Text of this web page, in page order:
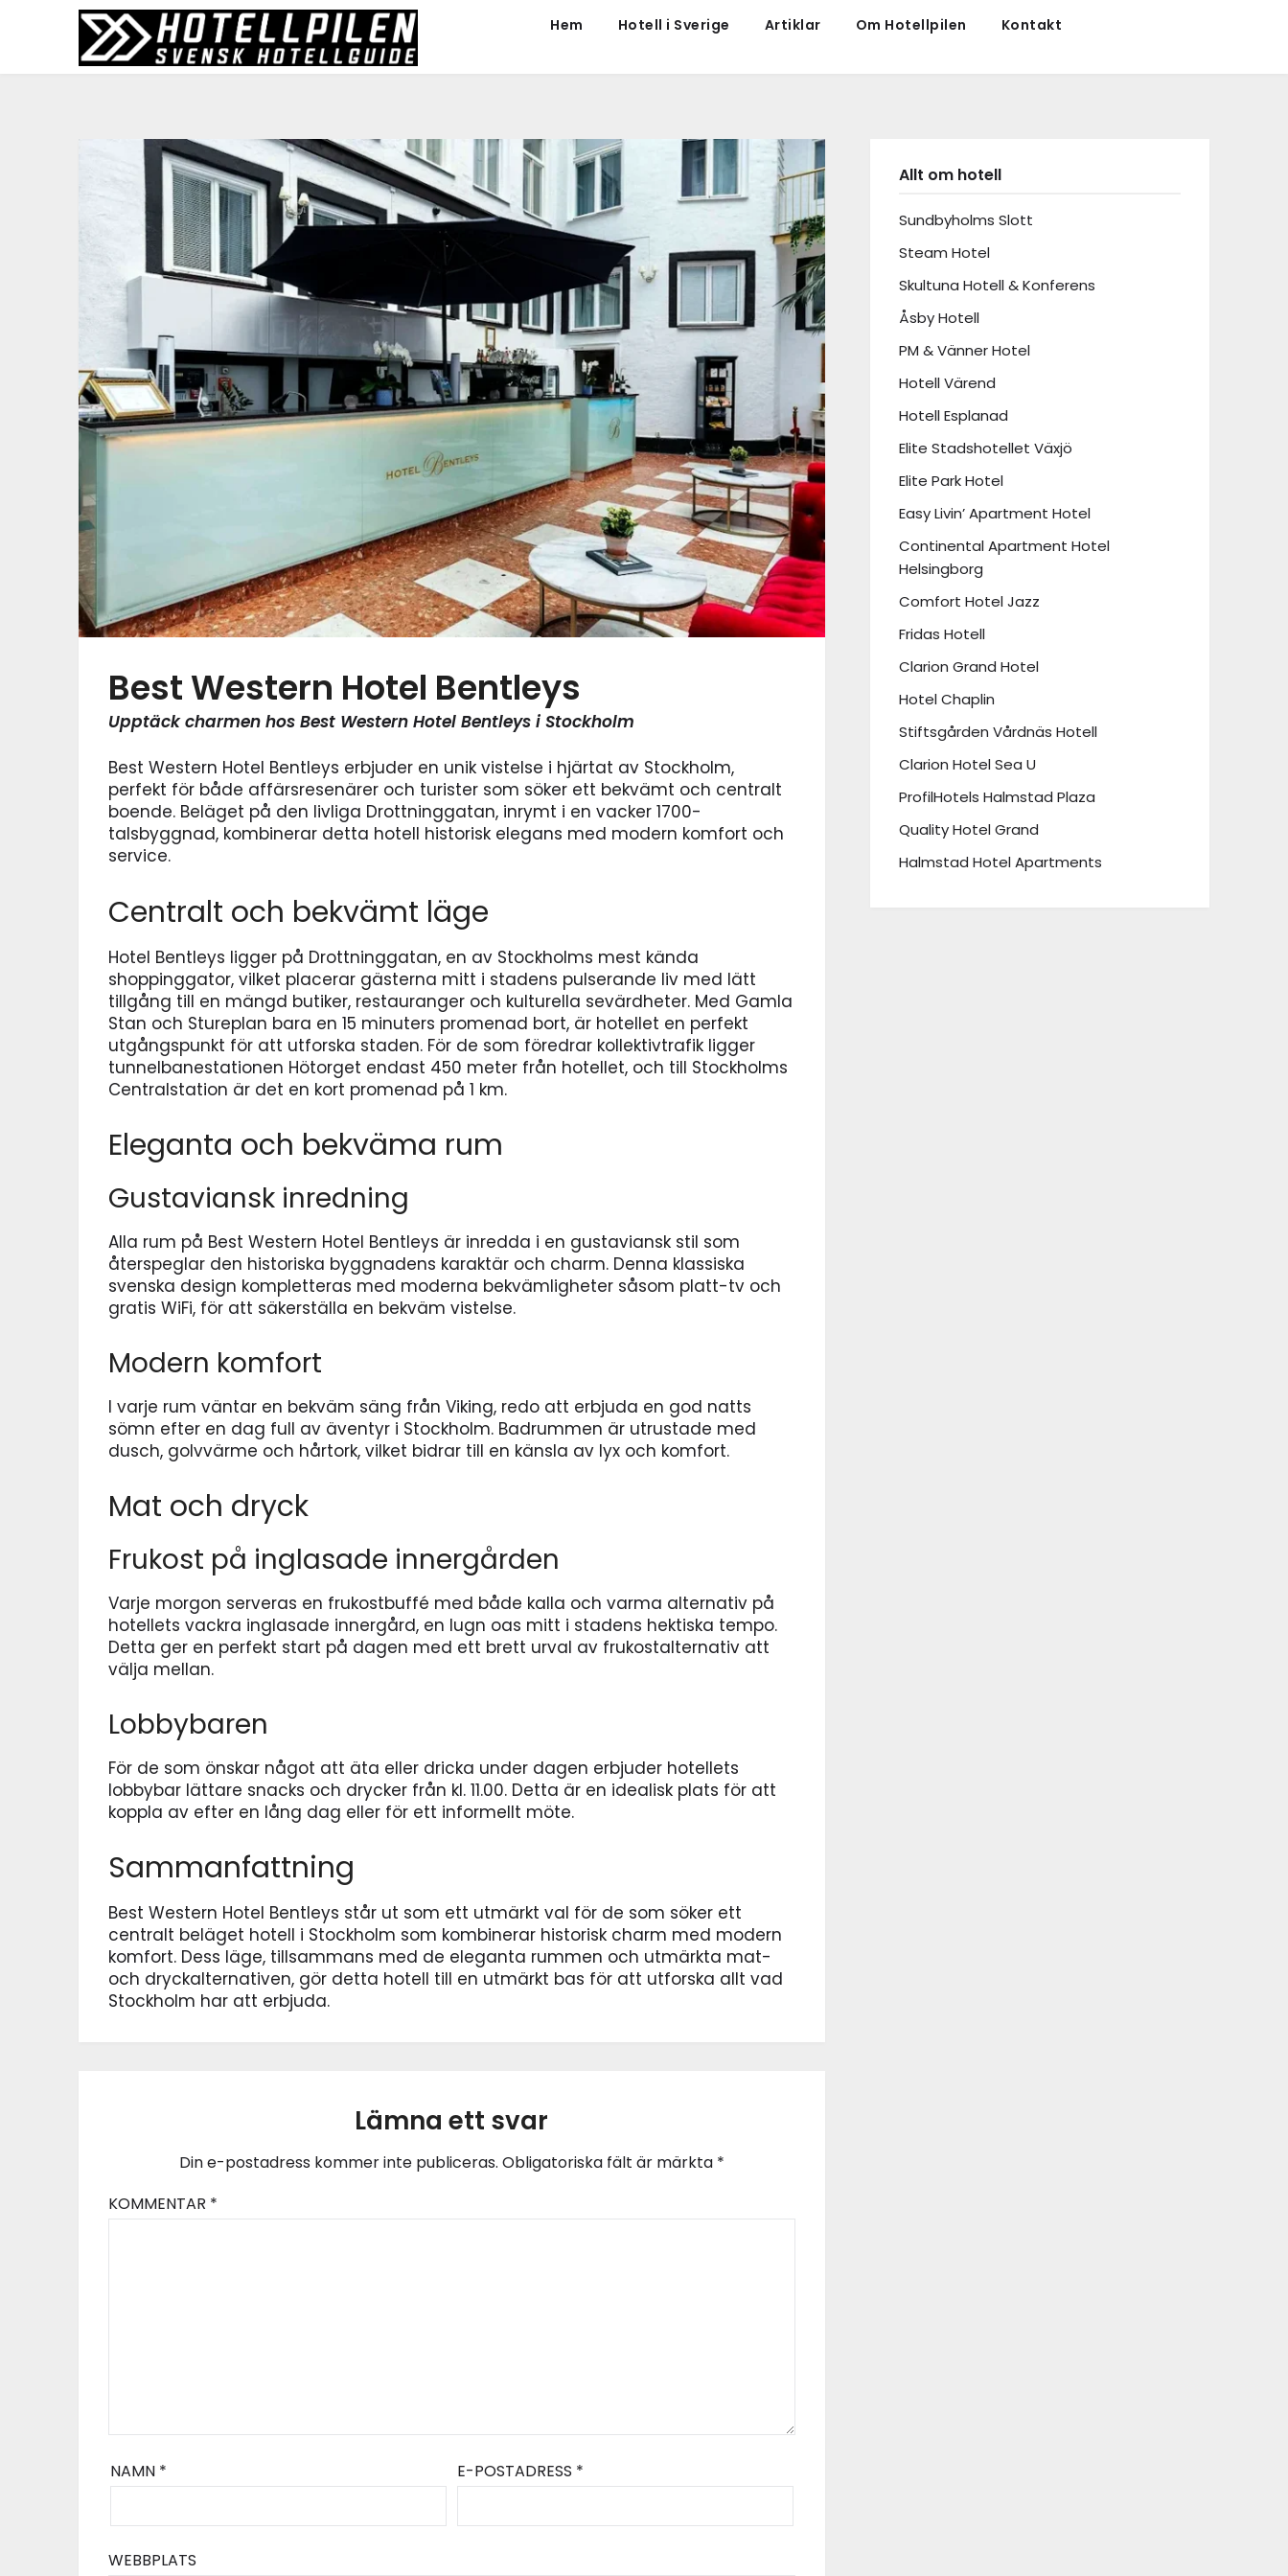
Hem Hotell i Sverige Artiklar Om Hotellpilen Kontakt
Best Western Hotel Bentleys
Upptäck charmen hos Best Western Hotel Bentleys i Stockholm
Best Western Hotel Bentleys erbjuder en unik vistelse i hjärtat av Stockholm,
perfekt för både affärsresenärer och turister som söker ett bekvämt och centralt
boende. Beläget på den livliga Drottninggatan, inrymt i en vacker 1700-
talsbyggnad, kombinerar detta hotell historisk elegans med modern komfort och
service.
Centralt och bekvämt läge
Hotel Bentleys ligger på Drottninggatan, en av Stockholms mest kända
shoppinggator, vilket placerar gästerna mitt i stadens pulserande liv med lätt
tillgång till en mängd butiker, restauranger och kulturella sevärdheter. Med Gamla
Stan och Stureplan bara en 15 minuters promenad bort, är hotellet en perfekt
utgångspunkt för att utforska staden. För de som föredrar kollektivtrafik ligger
tunnelbanestationen Hötorget endast 450 meter från hotellet, och till Stockholms
Centralstation är det en kort promenad på 1 km.
Eleganta och bekväma rum
Gustaviansk inredning
Alla rum på Best Western Hotel Bentleys är inredda i en gustaviansk stil som
återspeglar den historiska byggnadens karaktär och charm. Denna klassiska
svenska design kompletteras med moderna bekvämligheter såsom platt-tv och
gratis WiFi, för att säkerställa en bekväm vistelse.
Modern komfort
I varje rum väntar en bekväm säng från Viking, redo att erbjuda en god natts
sömn efter en dag full av äventyr i Stockholm. Badrummen är utrustade med
dusch, golvvärme och hårtork, vilket bidrar till en känsla av lyx och komfort.
Mat och dryck
Frukost på inglasade innergården
Varje morgon serveras en frukostbuffé med både kalla och varma alternativ på
hotellets vackra inglasade innergård, en lugn oas mitt i stadens hektiska tempo.
Detta ger en perfekt start på dagen med ett brett urval av frukostalternativ att
välja mellan.
Lobbybaren
För de som önskar något att äta eller dricka under dagen erbjuder hotellets
lobbybar lättare snacks och drycker från kl. 11.00. Detta är en idealisk plats för att
koppla av efter en lång dag eller för ett informellt möte.
Sammanfattning
Best Western Hotel Bentleys står ut som ett utmärkt val för de som söker ett
centralt beläget hotell i Stockholm som kombinerar historisk charm med modern
komfort. Dess läge, tillsammans med de eleganta rummen och utmärkta mat-
och dryckalternativen, gör detta hotell till en utmärkt bas för att utforska allt vad
Stockholm har att erbjuda.
Lämna ett svar
Din e-postadress kommer inte publiceras. Obligatoriska fält är märkta *
KOMMENTAR *
NAMN * E-POSTADRESS *
WEBBPLATS
Allt om hotell
Sundbyholms Slott
Steam Hotel
Skultuna Hotell & Konferens
Åsby Hotell
PM & Vänner Hotel
Hotell Värend
Hotell Esplanad
Elite Stadshotellet Växjö
Elite Park Hotel
Easy Livin’ Apartment Hotel
Continental Apartment Hotel
Helsingborg
Comfort Hotel Jazz
Fridas Hotell
Clarion Grand Hotel
Hotel Chaplin
Stiftsgården Vårdnäs Hotell
Clarion Hotel Sea U
ProfilHotels Halmstad Plaza
Quality Hotel Grand
Halmstad Hotel Apartments